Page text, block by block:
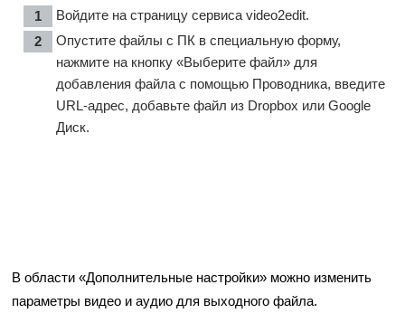
Войдите на страницу сервиса video2edit.
Опустите файлы с ПК в специальную форму,
нажмите на кнопку «Выберите файл» для
добавления файла с помощью Проводника, введите
URL-адрес, добавьте файл из Dropbox или Google
Диск.
В области «Дополнительные настройки» можно изменить
параметры видео и аудио для выходного файла.